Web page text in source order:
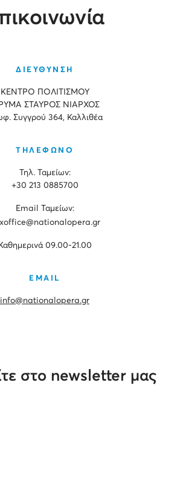
ΔΙΕΥΘΥΝΣΗ
ΚΕΝΤΡΟ ΠΟΛΙΤΙΣΜΟΥ
ΣΤΑΥΡΟΣ ΝΙΑΡΧΟΣ
Συγγρού 364, Καλλιθέα
ΤΗΛΕΦΩΝΟ
Τηλ. Ταμείων:
+30 213 0885700
Εmail Ταμείων:
Καθημερινά 09.00-21.00
EMAIL
info@nationalopera.gr
στο newsletter μας